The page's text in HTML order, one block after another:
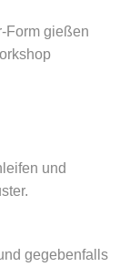
Form gießen
und
gegebenfalls